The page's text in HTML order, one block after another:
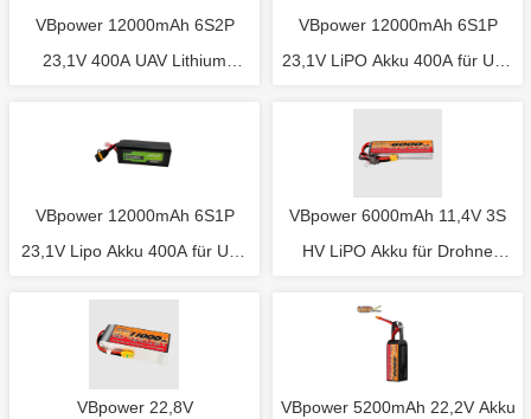
VBpower 12000mAh 6S2P
23,1V 400A UAV Lithium
VBpower 12000mAh 6S1P
23,1V LiPO Akku 400A für UAV
VBpower 12000mAh 6S1P
23,1V Lipo Akku 400A für UAV
180mm
VBpower 6000mAh 11,4V 3S
HV LiPO Akku für Drohne
VBpower 22,8V
VBpower 5200mAh 22,2V Akku